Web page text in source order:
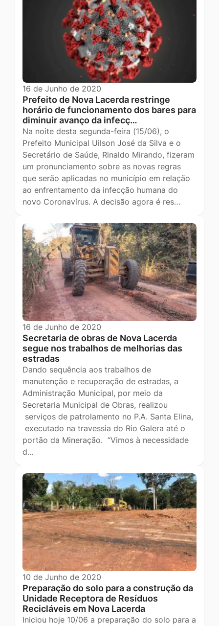
16 de Junho de 2020
Prefeito de Nova Lacerda restringe
horário de funcionamento dos bares para
diminuir avanço da infecç…
Na noite desta segunda-feira (15/06), o
Prefeito Municipal Uilson José da Silva e o
Secretário de Saúde, Rinaldo Mirando, fizeram
um pronunciamento sobre as novas regras
que serão aplicadas no município em relação
ao enfrentamento da infecção humana do
novo Coronavírus. A decisão agora é res…
16 de Junho de 2020
Secretaria de obras de Nova Lacerda
segue nos trabalhos de melhorias das
estradas
Dando sequência aos trabalhos de
manutenção e recuperação de estradas, a
Administração Municipal, por meio da
Secretaria Municipal de Obras, realizou
serviços de patrolamento no P.A. Santa Elina,
executado na travessia do Rio Galera até o
portão da Mineração. “Vimos à necessidade
d…
10 de Junho de 2020
Preparação do solo para a construção da
Unidade Receptora de Resíduos
Recicláveis em Nova Lacerda
Iniciou hoje 10/06 a preparação do solo para a